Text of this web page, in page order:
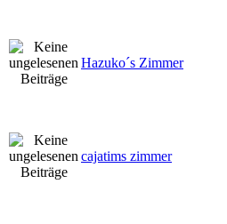
Hazuko´s Zimmer
cajatims zimmer